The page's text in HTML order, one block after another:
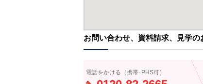
お問い合わせ、資料請求、見学
電話をかける（携帯･PHS可）